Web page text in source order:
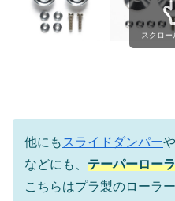
スクロー
他にも スライドダンパーや
などにも、 テーパーロー
こちらはプラ製のローラー